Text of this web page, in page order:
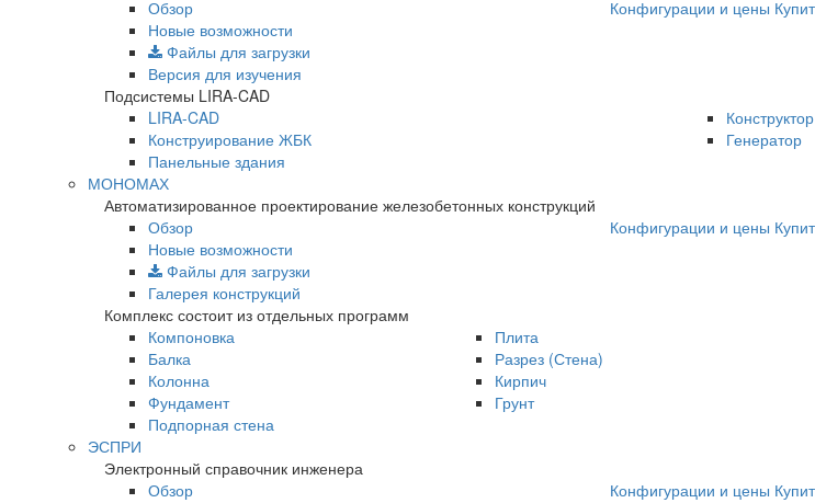
Обзор
Новые возможности
Файлы для загрузки
Версия для изучения
Конфигурации и цены
Подсистемы LIRA-CAD
LIRA-CAD
Конструирование ЖБК
Панельные здания
Генератор
МОНОМАХ
Автоматизированное проектирование железобетонных конструкций
Обзор
Новые возможности
Файлы для загрузки
Галерея конструкций
Конфигурации и цены
Комплекс состоит из отдельных программ
Компоновка
Балка
Колонна
Фундамент
Подпорная стена
Плита
Разрез (Стена)
Кирпич
Грунт
ЭСПРИ
Электронный справочник инженера
Обзор
Конфигурации и цены